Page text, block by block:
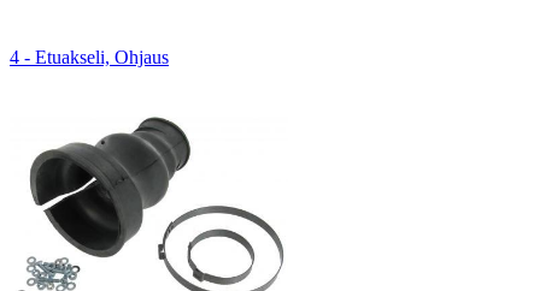
4 - Etuakseli, Ohjaus